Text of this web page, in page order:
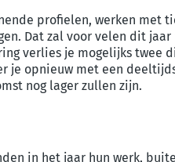
profielen, werken met
Dat zal voor velen dit
verlies je mogelijks twee
je opnieuw met een
nog lager zullen zijn.
in het jaar hun werk,